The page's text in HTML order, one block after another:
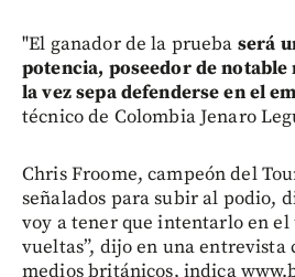
"El ganador de la prueba será
potencia, poseedor de notable
la vez sepa defenderse en el
técnico de Colombia Jenaro
Chris Froome, campeón del
señalados para subir al podio,
voy a tener que intentarlo en
vueltas”, dijo en una entrevista
medios británicos, indica